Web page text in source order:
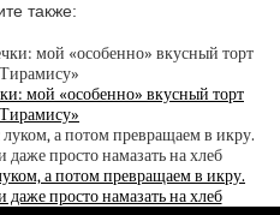
также:
мой «особенно» вкусный торт
а потом превращаем в икру.
просто намазать на хлеб